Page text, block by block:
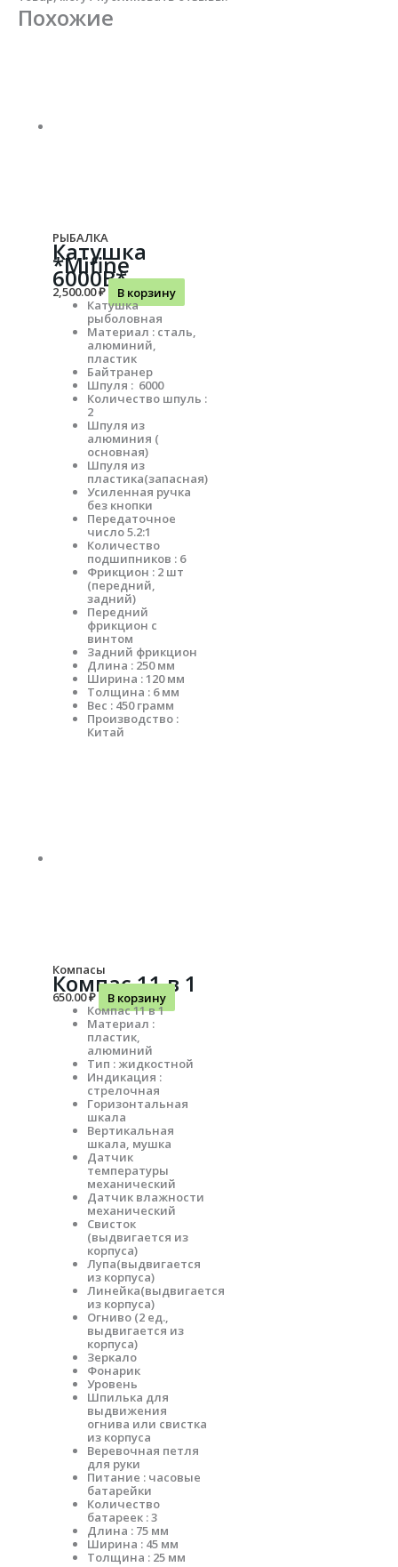
Похожие
РЫБАЛКА
Катушка
*Mifine
6000B*
2,500.00₽
В корзину
Катушка
рыболовная
Материал : сталь,
алюминий,
пластик
Байтранер
Шпуля : 6000
Количество шпуль :
2
Шпуля из
алюминия (
основная)
Шпуля из
пластика(запасная)
Усиленная ручка
без кнопки
Передаточное
число 5.2:1
Количество
подшипников : 6
Фрикцион : 2 шт
(передний,
задний)
Передний
фрикцион с
винтом
Задний фрикцион
Длина : 250 мм
Ширина : 120 мм
Толщина : 6 мм
Вес : 450 грамм
Производство :
Китай
Компасы
Компас 11 в 1
650.00₽
В корзину
Компас 11 в 1
Материал :
пластик,
алюминий
Тип : жидкостной
Индикация :
стрелочная
Горизонтальная
шкала
Вертикальная
шкала, мушка
Датчик
температуры
механический
Датчик влажности
механический
Свисток
(выдвигается из
корпуса)
Лупа(выдвигается
из корпуса)
Линейка(выдвигается
из корпуса)
Огниво (2 ед.,
выдвигается из
корпуса)
Зеркало
Фонарик
Уровень
Шпилька для
выдвижения
огнива или свистка
из корпуса
Веревочная петля
для руки
Питание : часовые
батарейки
Количество
батареек : 3
Длина : 75 мм
Ширина : 45 мм
Толщина : 25 мм